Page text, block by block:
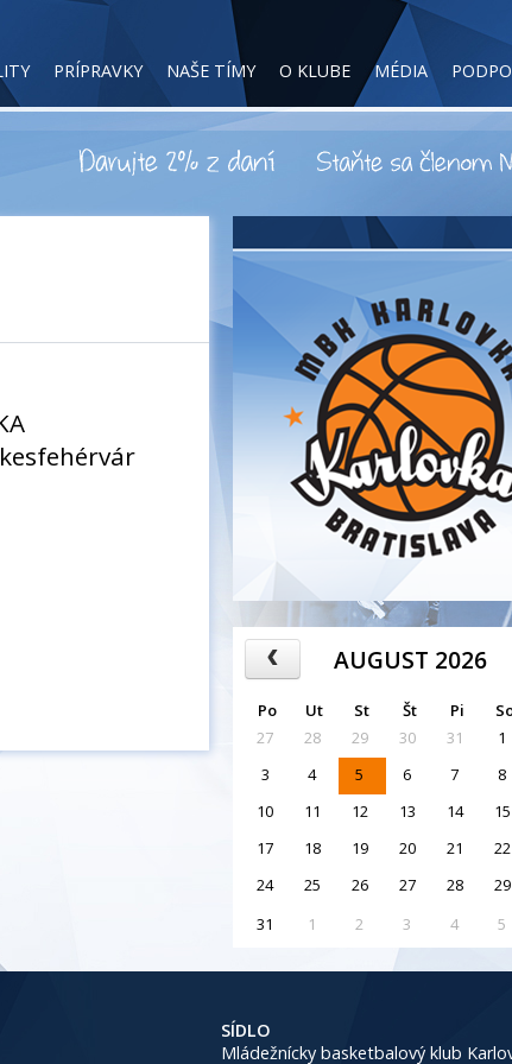
PRÍPRAVKY NAŠE TÍMY O KLUBE MÉDIA
AUGUST 2026
Po Ut St Št Pi
27
28 29 30 31 1
3
4 5 6 7 8
10
11 12 13 14 15
17
18 19 20 21 22
24
25 26 27 28 29
31
1 2 3 4 5
SÍDLO
Mládežnícky basketbalový klub